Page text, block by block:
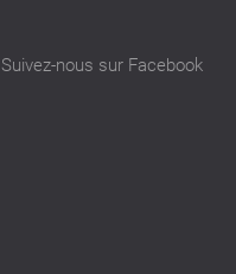
Suivez-nous sur Facebook